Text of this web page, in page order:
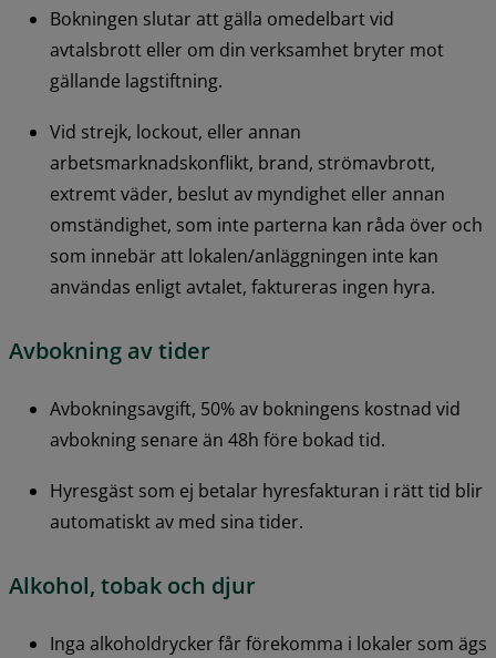
Bokningen slutar att gälla omedelbart vid
avtalsbrott eller om din verksamhet bryter mot
gällande lagstiftning.
Vid strejk, lockout, eller annan
arbetsmarknadskonflikt, brand, strömavbrott,
extremt väder, beslut av myndighet eller annan
omständighet, som inte parterna kan råda över och
som innebär att lokalen/anläggningen inte kan
användas enligt avtalet, faktureras ingen hyra.
Avbokning av tider
Avbokningsavgift, 50% av bokningens kostnad vid
avbokning senare än 48h före bokad tid.
Hyresgäst som ej betalar hyresfakturan i rätt tid blir
automatiskt av med sina tider.
Alkohol, tobak och djur
Inga alkoholdrycker får förekomma i lokaler som ägs